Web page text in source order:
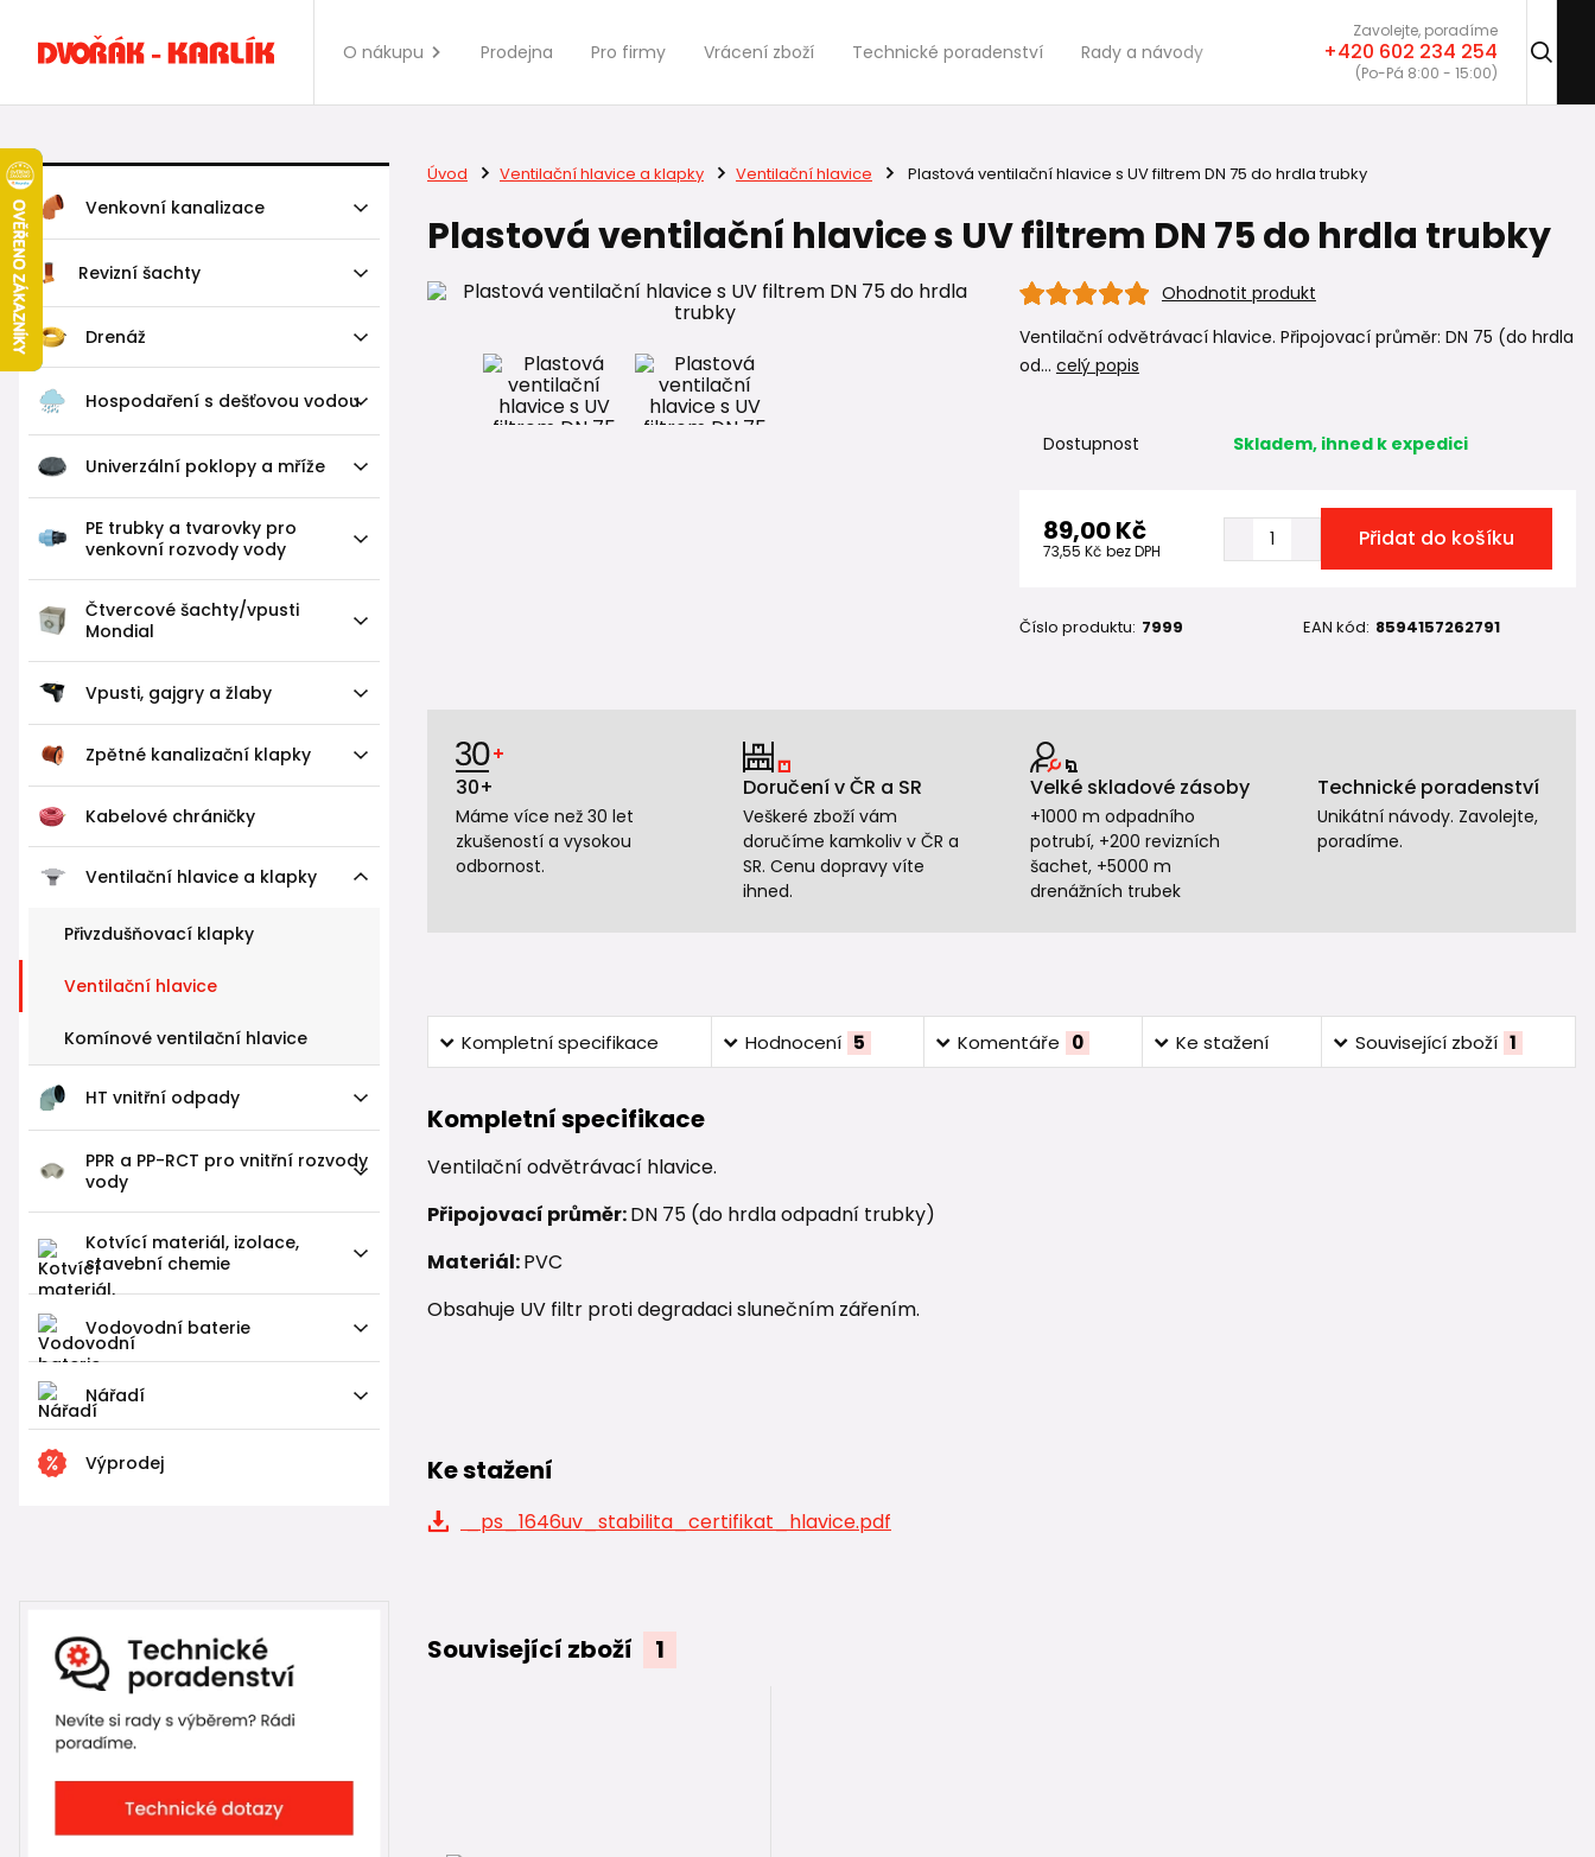
O nákupu Prodejna Pro firmy Vrácení zboží Technické poradenství Rady a návody
Zavolejte, poradíme
+420 602 234 254
(Po-Pá 8:00 - 15:00)
Venkovní kanalizace
Revizní šachty
Drenáž
Hospodaření s dešťovou vodou
Univerzální poklopy a mříže
PE trubky a tvarovky pro
venkovní rozvody vody
Čtvercové šachty/vpusti
Mondial
Vpusti, gajgry a žlaby
Zpětné kanalizační klapky
Kabelové chráničky
Ventilační hlavice a klapky
Přivzdušňovací klapky
Ventilační hlavice
Komínové ventilační hlavice
HT vnitřní odpady
PPR a PP-RCT pro vnitřní rozvody
vody
Kotvící materiál, izolace,
stavební chemie
Vodovodní baterie
Nářadí
Výprodej
Úvod Ventilační hlavice a klapky Ventilační hlavice Plastová ventilační hlavice s UV filtrem DN 75 do hrdla trubky
Plastová ventilační hlavice s UV filtrem DN 75 do hrdla trubky
Ohodnotit produkt
Ventilační odvětrávací hlavice. Připojovací průměr: DN 75 (do hrdla
od... celý popis
Dostupnost Skladem, ihned k expedici
89,00 Kč
73,55 Kč bez DPH Přidat do košíku
Číslo produktu: 7999 EAN kód: 8594157262791
30+
Máme více než 30 let
zkušeností a vysokou
odbornost.
Doručení v ČR a SR
Veškeré zboží vám
doručíme kamkoliv v ČR a
SR. Cenu dopravy víte
ihned.
Velké skladové zásoby
+1000 m odpadního
potrubí, +200 revizních
šachet, +5000 m
drenážních trubek
Technické poradenství
Unikátní návody. Zavolejte,
poradíme.
Kompletní specifikace Hodnocení 5 Komentáře 0 Ke stažení Související zboží 1
Kompletní specifikace
Ventilační odvětrávací hlavice.
Připojovací průměr:DN 75 (do hrdla odpadní trubky)
Materiál:PVC
Obsahuje UV filtr proti degradaci slunečním zářením.
Ke stažení
_ps_1646uv_stabilita_certifikat_hlavice.pdf
Související zboží 1